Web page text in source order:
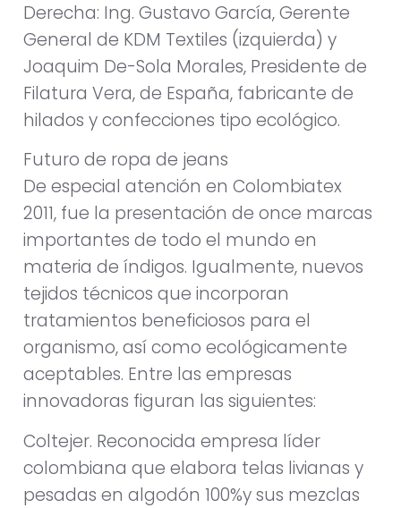
Derecha: Ing. Gustavo García, Gerente
General de KDM Textiles (izquierda) y
Joaquim De-Sola Morales, Presidente de
Filatura Vera, de España, fabricante de
hilados y confecciones tipo ecológico.
Futuro de ropa de jeans
De especial atención en Colombiatex
2011, fue la presentación de once marcas
importantes de todo el mundo en
materia de índigos. Igualmente, nuevos
tejidos técnicos que incorporan
tratamientos beneficiosos para el
organismo, así como ecológicamente
aceptables. Entre las empresas
innovadoras figuran las siguientes:
Coltejer. Reconocida empresa líder
colombiana que elabora telas livianas y
pesadas en algodón 100%y sus mezclas